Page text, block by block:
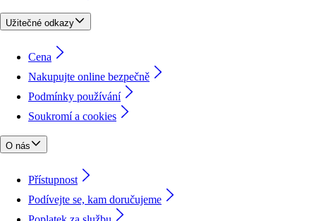
Užitečné odkazy
Cena
Nakupujte online bezpečně
Podmínky používání
Soukromí a cookies
O nás
Přístupnost
Podívejte se, kam doručujeme